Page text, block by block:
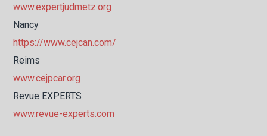
www.expertjudmetz.org
Nancy
https://www.cejcan.com/
Reims
www.cejpcar.org
Revue EXPERTS
www.revue-experts.com